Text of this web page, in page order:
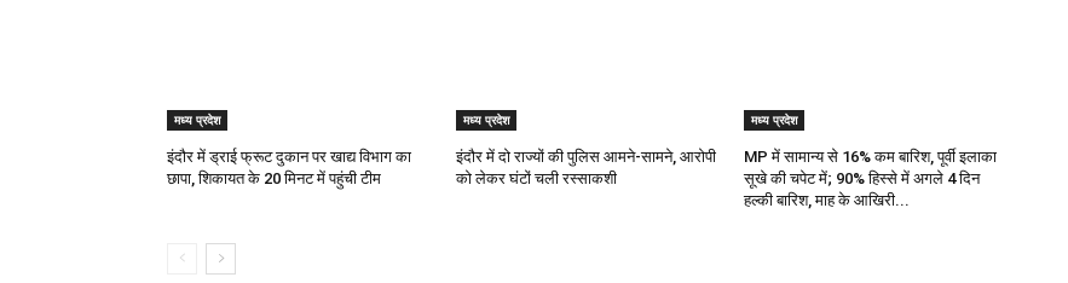
मध्य प्रदेश
इंदौर में ड्राई फ्रूट दुकान पर खाद्य विभाग का
छापा, शिकायत के 20 मिनट में पहुंची टीम
मध्य प्रदेश
इंदौर में दो राज्यों की पुलिस आमने-सामने, आरोपी
को लेकर घंटों चली रस्साकशी
मध्य प्रदेश
MP में सामान्य से 16% कम बारिश, पूर्वी इलाका
सूखे की चपेट में; 90% हिस्से में अगले 4 दिन
हल्की बारिश, माह के आखिरी...